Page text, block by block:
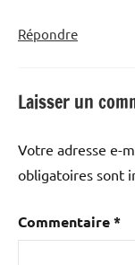
Répondre
Laisser un
Votre adresse e-
obligatoires sont
Commentaire*